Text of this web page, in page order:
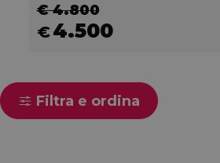
€ 4.800
€4.500
Filtra e ordina